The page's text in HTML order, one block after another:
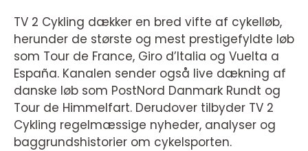
TV 2 Cykling dækker en bred vifte af cykelløb,
herunder de største og mest prestigefyldte løb
som Tour de France, Giro d’Italia og Vuelta a
España. Kanalen sender også live dækning af
danske løb som PostNord Danmark Rundt og
Tour de Himmelfart. Derudover tilbyder TV 2
Cykling regelmæssige nyheder, analyser og
baggrundshistorier om cykelsporten.